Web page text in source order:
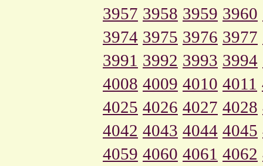
3957 3958 3959 3960
3974 3975 3976 3977
3991 3992 3993 3994
4008 4009 4010 4011
4025 4026 4027 4028
4042 4043 4044 4045
4059 4060 4061 4062